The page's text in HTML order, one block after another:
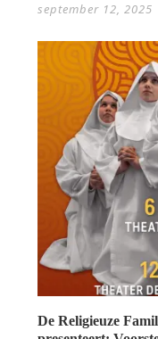
september 12, 2025
De Religieuze